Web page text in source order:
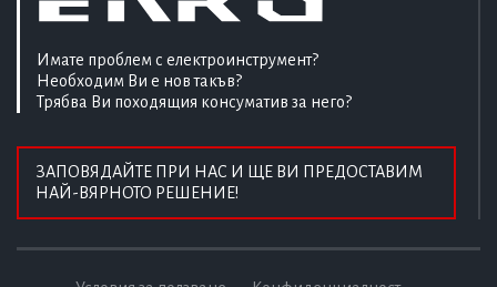
Имате проблем с електроинструмент?
Необходим Ви е нов такъв?
Трябва Ви походящия консуматив за него?
ЗАПОВЯДАЙТЕ ПРИ НАС И ЩЕ ВИ ПРЕДОСТАВИМ
НАЙ-ВЯРНОТО РЕШЕНИЕ!